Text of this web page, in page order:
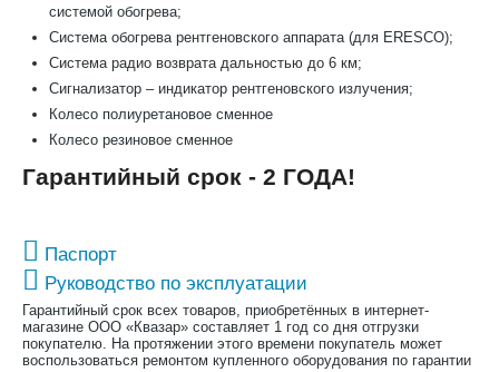
системой обогрева;
Система обогрева рентгеновского аппарата (для ERESCO);
Система радио возврата дальностью до 6 км;
Сигнализатор – индикатор рентгеновского излучения;
Колесо полиуретановое сменное
Колесо резиновое сменное
Гарантийный срок - 2 ГОДА!
Паспорт
Руководство по эксплуатации
Гарантийный срок всех товаров, приобретённых в интернет-
магазине ООО «Квазар» составляет 1 год со дня отгрузки
покупателю. На протяжении этого времени покупатель может
воспользоваться ремонтом купленного оборудования по гарантии